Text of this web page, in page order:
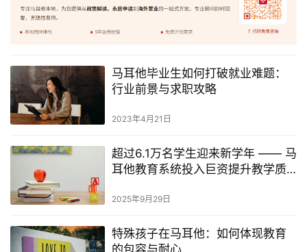
马耳他毕业生如何打破就业难题：
行业前景与求职攻略
2023年4月21日
超过6.1万名学生迎来新学年 —— 马
耳他教育系统投入巨资提升教学质
2025年9月29日
特殊孩子在马耳他：如何体现教育